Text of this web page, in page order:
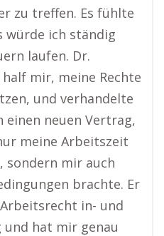
zu treffen. Es fühlte
würde ich ständig
laufen. Dr.
half mir, meine Rechte
und verhandelte
einen neuen Vertrag,
meine Arbeitszeit
sondern mir auch
brachte. Er
in- und
und hat mir genau